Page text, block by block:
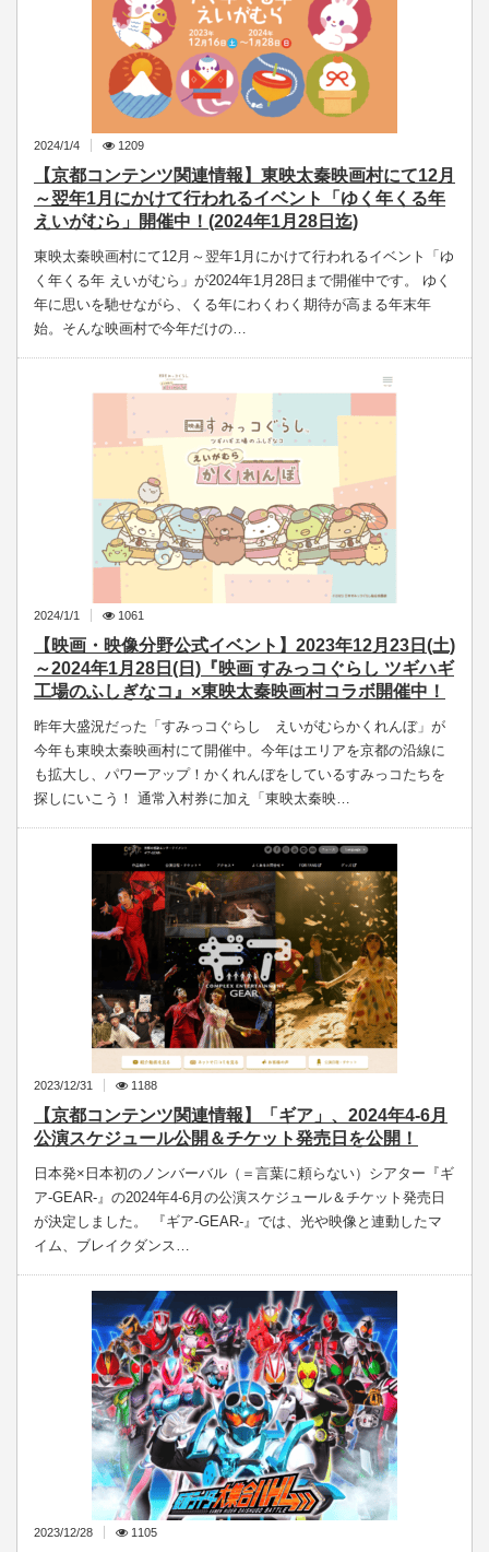
2024/1/4 1209
【京都コンテンツ関連情報】東映太秦映画村にて12月
～翌年1月にかけて行われるイベント「ゆく年くる年
えいがむら」開催中！(2024年1月28日迄)
東映太秦映画村にて12月～翌年1月にかけて行われるイベント「ゆ
く年くる年 えいがむら」が2024年1月28日まで開催中です。 ゆく
年に思いを馳せながら、くる年にわくわく期待が高まる年末年
始。そんな映画村で今年だけの…
2024/1/1 1061
【映画・映像分野公式イベント】2023年12月23日(土)
～2024年1月28日(日)『映画 すみっコぐらし ツギハギ
工場のふしぎなコ』×東映太秦映画村コラボ開催中！
昨年大盛況だった「すみっコぐらし えいがむらかくれんぼ」が
今年も東映太秦映画村にて開催中。今年はエリアを京都の沿線に
も拡大し、パワーアップ！かくれんぼをしているすみっコたちを
探しにいこう！ 通常入村券に加え「東映太秦映…
2023/12/31 1188
【京都コンテンツ関連情報】「ギア」、2024年4-6月
公演スケジュール公開＆チケット発売日を公開！
日本発×日本初のノンバーバル（＝言葉に頼らない）シアター『ギ
ア-GEAR-』の2024年4-6月の公演スケジュール＆チケット発売日
が決定しました。 『ギア-GEAR-』では、光や映像と連動したマ
イム、ブレイクダンス…
2023/12/28 1105